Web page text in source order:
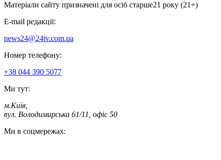
Матеріали сайту призначені для осіб старше21 року (21+)
E-mail редакції:
news24@24tv.com.ua
Номер телефону:
+38 044 390 5077
Ми тут:
м.Київ
вул. Володимирська 61/11, офіс 50
Ми в соцмережах: